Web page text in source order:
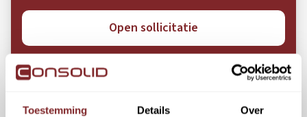
Toestemming Details Over
Open sollicitatie